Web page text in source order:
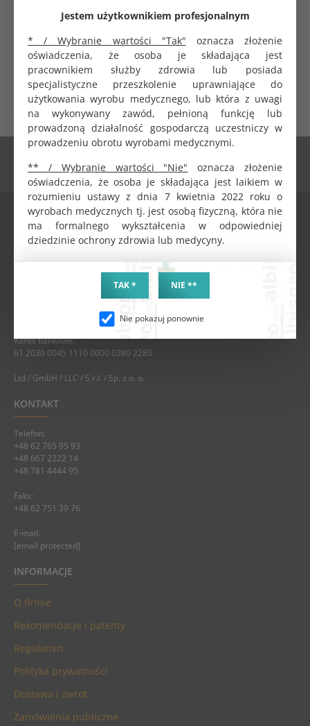
Jestem użytkownikiem profesjonalnym
* / Wybranie wartości "Tak" oznacza złożenie
oświadczenia, że osoba je składająca jest
pracownikiem służby zdrowia lub posiada
specjalistyczne przeszkolenie uprawniające do
użytkowania wyrobu medycznego, lub która z uwagi
na wykonywany zawód, pełnioną funkcję lub
prowadzoną działalność gospodarczą uczestniczy w
prowadzeniu obrotu wyrobami medycznymi.
** / Wybranie wartości "Nie" oznacza złożenie
oświadczenia, że osoba je składająca jest laikiem w
rozumieniu ustawy z dnia 7 kwietnia 2022 roku o
wyrobach medycznych tj. jest osobą fizyczną, która nie
ma formalnego wykształcenia w odpowiedniej
dziedzinie ochrony zdrowia lub medycyny.
TAK * NIE **
Nie pokazuj ponownie
NETTO
0.82 zł
DO KOSZYKA
BRUTTO
27.00 zł
NETTO
25.00 zł
DO KOSZYKA
DANE FIRMY
ALBIS MAZUR SPÓŁKA Z OGRANICZONĄ ODPOWIEDZIALNOŚCIĄ
Konto bankowe:
61 2030 0045 1110 0000 0380 2280
Ltd / GmbH / LLC / S.r.l. / Sp. z o. o.
KONTAKT
Telefon:
+48 62 765 95 93
+48 667 2222 14
+48 781 4444 95
Faks:
+48 62 751 39 76
E-mail:
[email protected]
INFORMACJE
O firmie
Rekomendacje i patenty
Regulamin
Polityka prywatności
Dostawa i zwrot
Zamówienia publiczne